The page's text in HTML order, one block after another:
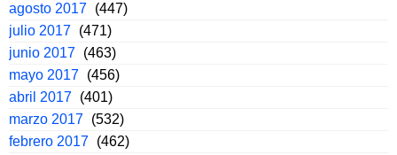
agosto 2017 (447)
julio 2017 (471)
junio 2017 (463)
mayo 2017 (456)
abril 2017 (401)
marzo 2017 (532)
febrero 2017 (462)